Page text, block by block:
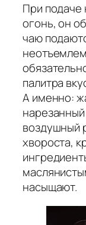
При подаче
огонь, он
чаю
палитра
А именно:
воздушный
хвороста,
насыщают.